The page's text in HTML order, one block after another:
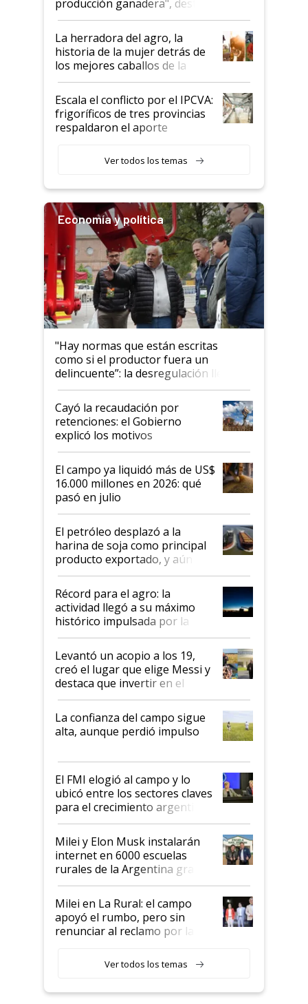
producción ganadera", destaca
la iniciativa que ya reúne a 46
establecimientos en Argentina
La herradora del agro, la
historia de la mujer detrás de
los mejores caballos de la
Argentina y los mitos que
todavía hacen sufrir a estos
animales: "Mientras me
descalificaban, yo seguí
haciendo currículum"
Escala el conflicto por el IPCVA:
frigoríficos de tres provincias
respaldaron el aporte
Ver todos los temas
Economía y política
"Hay normas que están escritas
como si el productor fuera un
delincuente”: la desregulación llegó
al Congreso Aapresid y hasta se
habló del financiamiento al IPCVA
Cayó la recaudación por
retenciones: el Gobierno
explicó los motivos
El campo ya liquidó más de US$
16.000 millones en 2026: qué
pasó en julio
El petróleo desplazó a la
harina de soja como principal
producto exportado, y aún así
el agro aportó casi seis de cada
diez dólares y sostuvo el
liderazgo en un semestre
récord
Récord para el agro: la
actividad llegó a su máximo
histórico impulsada por la
cosecha y las exportaciones
Levantó un acopio a los 19,
creó el lugar que elige Messi y
destaca que invertir en el
kirchnerismo era como "darle
plata a un hijo para droga":
Juan Félix Rossetti, el libertario
que de una dura crisis salió
de Milei
La confianza del campo sigue
alta, aunque perdió impulso
El FMI elogió al campo y lo
ubicó entre los sectores claves
para el crecimiento argentino
Milei y Elon Musk instalarán
internet en 6000 escuelas
rurales de la Argentina gracias
a un acuerdo con Starlink
Milei en La Rural: el campo
apoyó el rumbo, pero sin
renunciar al reclamo por las
Ver todos los temas